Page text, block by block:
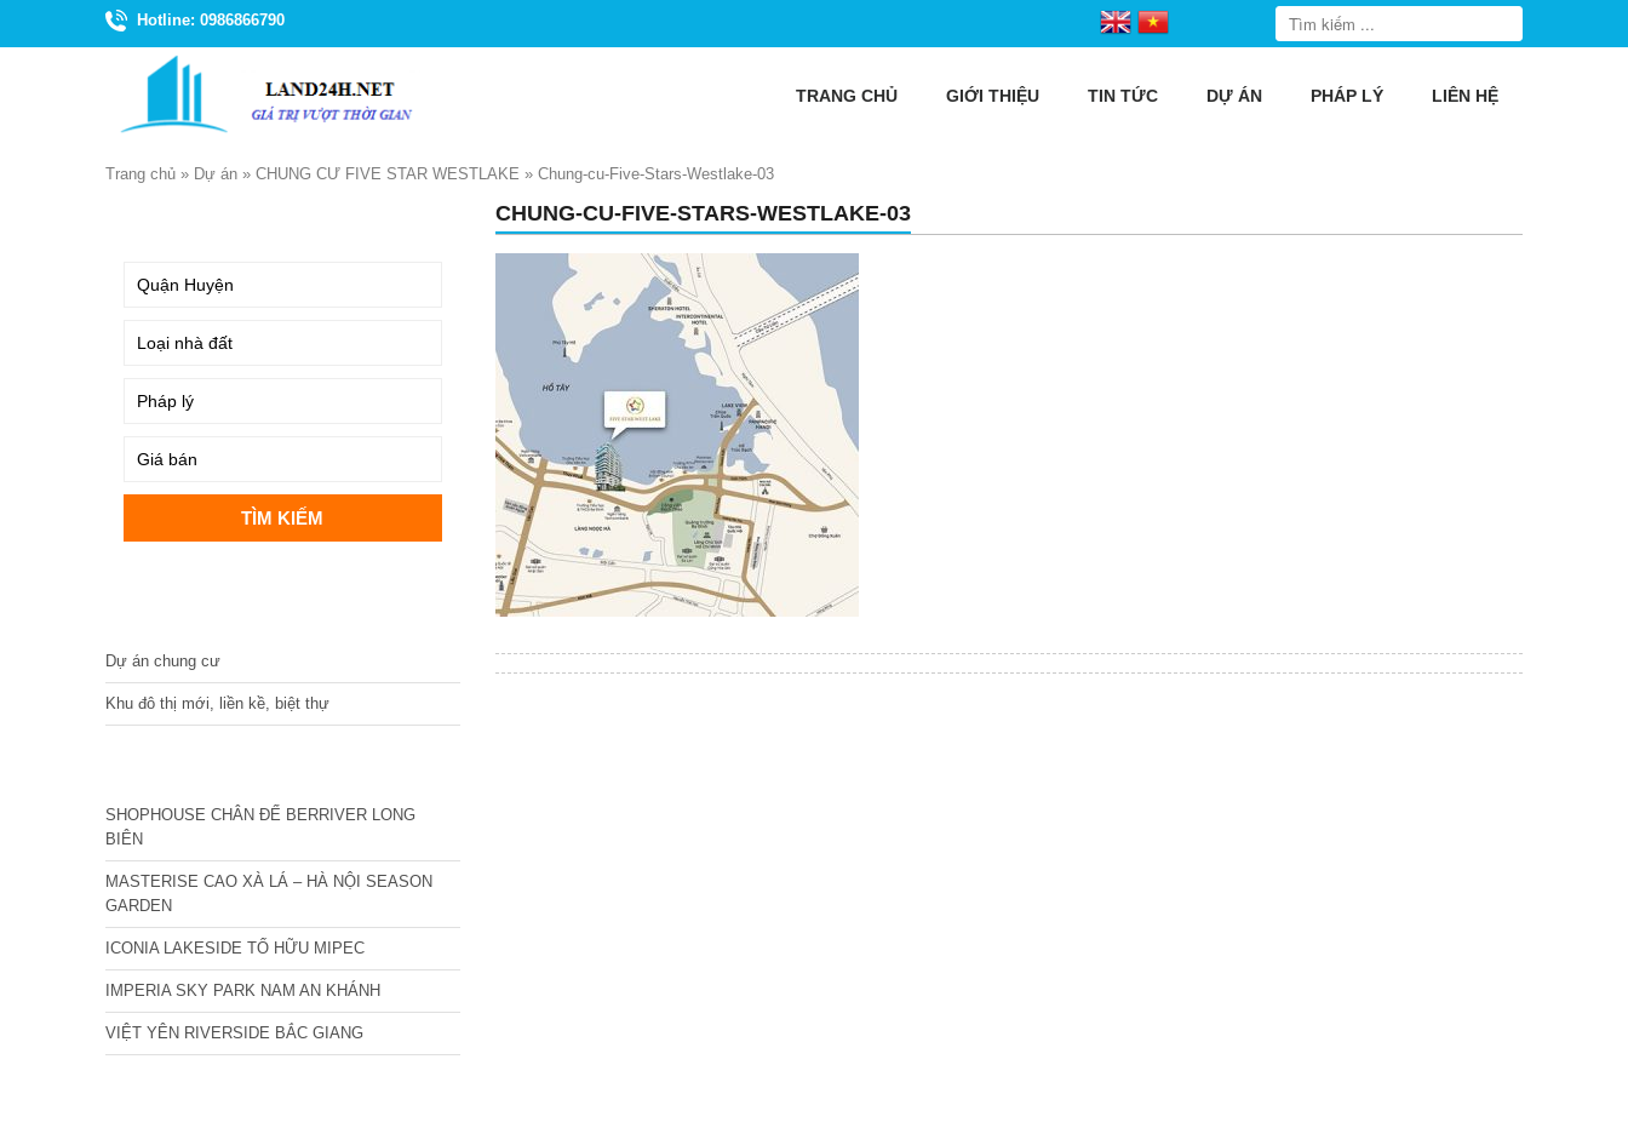
Hotline: 0986866790
TRANG CHỦ GIỚI THIỆU TIN TỨC DỰ ÁN PHÁP LÝ LIÊN HỆ
Trang chủ » Dự án » CHUNG CƯ FIVE STAR WESTLAKE » Chung-cu-Five-Stars-Westlake-03
CHUNG-CU-FIVE-STARS-WESTLAKE-03
Dự án chung cư
Khu đô thị mới, liền kề, biệt thự
SHOPHOUSE CHÂN ĐẾ BERRIVER LONG
BIÊN
MASTERISE CAO XÀ LÁ – HÀ NỘI SEASON
GARDEN
ICONIA LAKESIDE TỐ HỮU MIPEC
IMPERIA SKY PARK NAM AN KHÁNH
VIỆT YÊN RIVERSIDE BẮC GIANG